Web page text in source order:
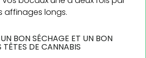
affinages longs.
BON SÉCHAGE ET UN BON
DE CANNABIS